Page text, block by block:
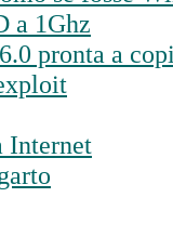
a 1Ghz
pronta a
Internet